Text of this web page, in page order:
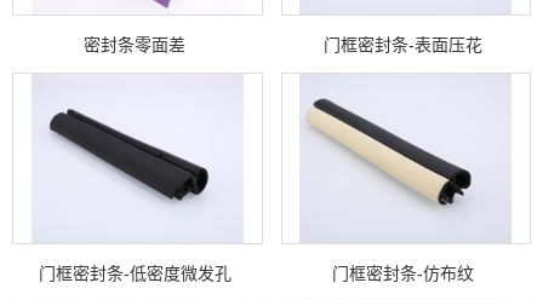
密封条零面差 门框密封条-表面压花
门框密封条-低密度微发孔 门框密封条-仿布纹